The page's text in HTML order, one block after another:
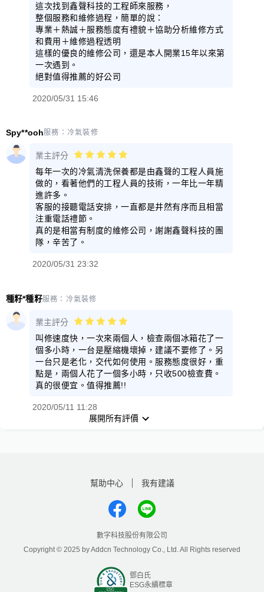
這次找到鑫聲科技的工程師來服務，
整個服務和維修過程，簡單的說：
專業＋熱誠＋服務態度有禮貌＋協助分析維修方式
和費用＋維修過程透明
這樣的優良的維修公司，還是本人開業15年以來第
一次遇到。
絕對值得推薦的好公司
2020/05/31 15:46
Spy**ooh服務： 冷氣裝修
業主評分
每年一次的冷氣清洗保養都是由鑫聲的工程人員施
做的，看著他們的工程人員的技術，一年比一年精
進許多。
客服的接聽電話安排，一直都是井然有序而且相當
注重電話禮節。
真的是相當有制度的維修公司，謝謝鑫聲科技的團
隊，辛苦了。
2020/05/31 23:32
種籽*種籽服務： 冷氣裝修
業主評分
叫修速度快，一次來兩個人，檢查兩個冰箱花了一
個多小時，一台是壓縮機壞掉，建議不要修了。另
一台只是老化，交代如何使用。服務態度很好，重
點是，兩個人花了一個多小時，只收500檢查費。
真的很便宜。值得推薦!!
2020/05/11 11:28
展開所有評價
幫助中心 我有建議
數字科技股份有限公司
Copyright © 2025 by Addcn Technology Co., Ltd. All Rights reserved
鄧白氏
ESG永續標章